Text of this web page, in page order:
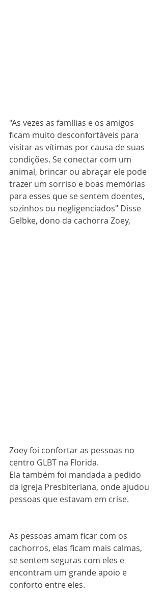
"As vezes as famílias e os amigos
ficam muito desconfortáveis para
visitar as vítimas por causa de suas
condições. Se conectar com um
animal, brincar ou abraçar ele pode
trazer um sorriso e boas memórias
para esses que se sentem doentes,
sozinhos ou negligenciados" Disse
Gelbke, dono da cachorra Zoey,
Zoey foi confortar as pessoas no
centro GLBT na Florida.
Ela também foi mandada a pedido
da igreja Presbiteriana, onde ajudou
pessoas que estavam em crise.
As pessoas amam ficar com os
cachorros, elas ficam mais calmas,
se sentem seguras com eles e
encontram um grande apoio e
conforto entre eles.